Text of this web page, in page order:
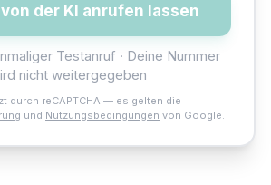
der KI anrufen lassen
Testanruf · Deine Nummer
nicht weitergegeben
durch reCAPTCHA — es gelten die
und Nutzungsbedingungen von Google.